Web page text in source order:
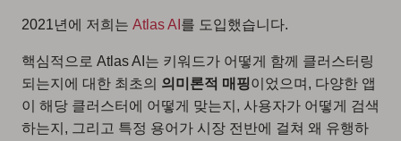
2021년에 저희는 Atlas AI 를 도입했습니다.
핵심적으로 Atlas AI는 키워드가 어떻게 함께 클러스터링
되는지에 대한 최초의 의미론적 매핑이었으며, 다양한 앱
이 해당 클러스터에 어떻게 맞는지, 사용자가 어떻게 검색
하는지, 그리고 특정 용어가 시장 전반에 걸쳐 왜 유행하